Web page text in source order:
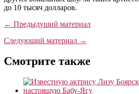
до 10 тысяч долларов.
← Предыдущий материал
Следующий материал →
Смотрите также